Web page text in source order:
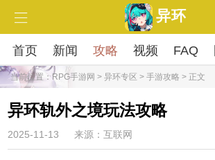
异环
首页 新闻 攻略 视频 FAQ
当前位置：RPG手游网 > 异环专区 > 手游攻略 > 正文
异环轨外之境玩法攻略
2025-11-13 来源：互联网